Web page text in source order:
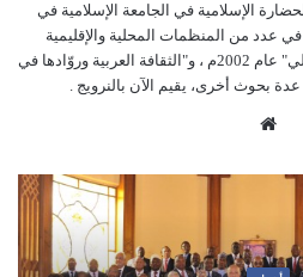
الإسلامية في الجامعة الإسلامية في
عدد من المنظمات المحلية والإقليمية
والدولية، أصدر "ديوان الشاعر بعدلي" عام 2002م ، و"الثقافة العربية وروّادها في
ا
ل